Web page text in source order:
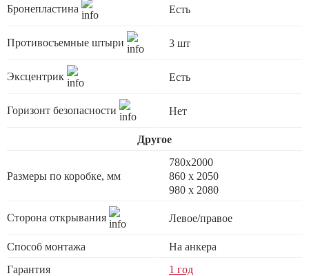
Бронепластина Есть
Противосъемные штыри 3 шт
Эксцентрик Есть
Горизонт безопасности Нет
Другое
Размеры по коробке, мм
780x2000
860 х 2050
980 x 2080
Сторона открывания Левое/правое
Способ монтажа
На анкера
Гарантия
1 год